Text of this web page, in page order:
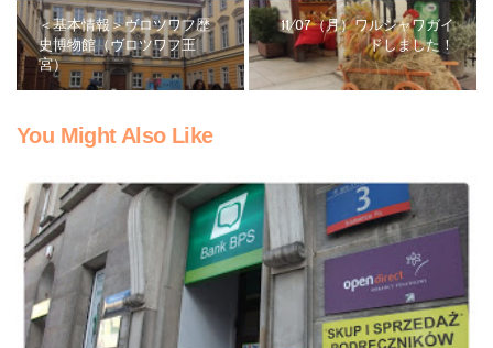
＜基本情報＞ヴロツワフ歴
史博物館（ヴロツワフ王
宮）
11/07（月）ワルシャワガイ
ドしました！
You Might Also Like